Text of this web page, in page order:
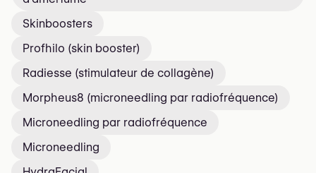
Skinboosters
Profhilo (skin booster)
Radiesse (stimulateur de collagène)
Morpheus8 (microneedling par radiofréquence)
Microneedling par radiofréquence
Microneedling